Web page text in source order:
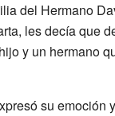
del Hermano
les decía que
y un hermano
su emoción